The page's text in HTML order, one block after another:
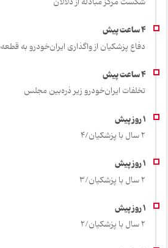
دفاع پزشکیان از واگذاری ایران‌خودرو به
تخلفات ایران‌خودرو زیر ذره‌بین مجلس
2 سال با پزشکیان/4
2 سال با پزشکیان/3
2 سال با پزشکیان/2